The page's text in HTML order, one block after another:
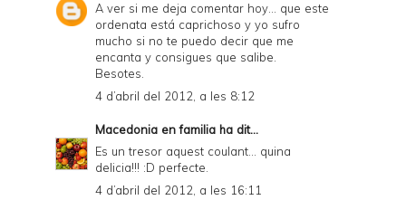
A ver si me deja comentar hoy... que este
ordenata está caprichoso y yo sufro
mucho si no te puedo decir que me
encanta y consigues que salibe.
Besotes.
4 d’abril del 2012, a les 8:12
Macedonia en familia ha dit...
Es un tresor aquest coulant... quina
delicia!!! :D perfecte.
4 d’abril del 2012, a les 16:11